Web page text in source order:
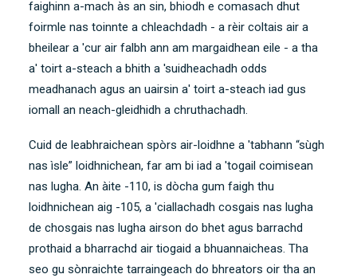
faighinn a-mach às an sin, bhiodh e comasach dhut
foirmle nas toinnte a chleachdadh - a rèir coltais air a
bheilear a 'cur air falbh ann am margaidhean eile - a tha
a' toirt a-steach a bhith a 'suidheachadh odds
meadhanach agus an uairsin a' toirt a-steach iad gus
iomall an neach-gleidhidh a chruthachadh.
Cuid de leabhraichean spòrs air-loidhne a 'tabhann “sùgh
nas ìsle” loidhnichean, far am bi iad a 'togail coimisean
nas lugha. An àite -110, is dòcha gum faigh thu
loidhnichean aig -105, a 'ciallachadh cosgais nas lugha
de chosgais nas lugha airson do bhet agus barrachd
prothaid a bharrachd air tiogaid a bhuannaicheas. Tha
seo gu sònraichte tarraingeach do bhreators oir tha an